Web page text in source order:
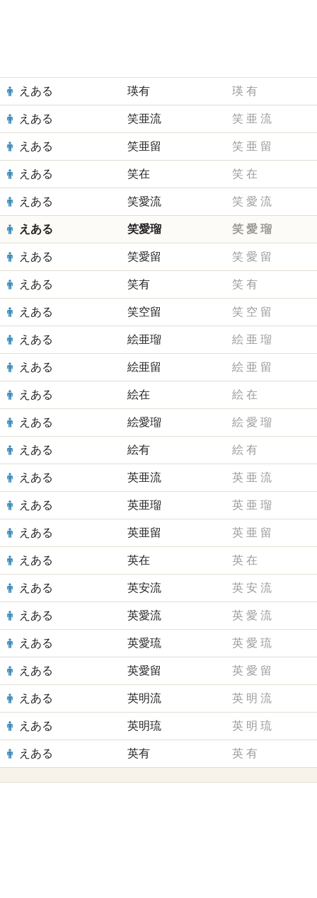
えある 瑛有 瑛 有
えある 笑亜流 笑 亜 流
えある 笑亜留 笑 亜 留
えある 笑在 笑 在
えある 笑愛流 笑 愛 流
えある 笑愛瑠 笑 愛 瑠
えある 笑愛留 笑 愛 留
えある 笑有 笑 有
えある 笑空留 笑 空 留
えある 絵亜瑠 絵 亜 瑠
えある 絵亜留 絵 亜 留
えある 絵在 絵 在
えある 絵愛瑠 絵 愛 瑠
えある 絵有 絵 有
えある 英亜流 英 亜 流
えある 英亜瑠 英 亜 瑠
えある 英亜留 英 亜 留
えある 英在 英 在
えある 英安流 英 安 流
えある 英愛流 英 愛 流
えある 英愛琉 英 愛 琉
えある 英愛留 英 愛 留
えある 英明流 英 明 流
えある 英明琉 英 明 琉
えある 英有 英 有